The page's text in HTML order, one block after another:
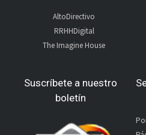
AltoDirectivo
RRHHDigital
The Imagine House
Suscríbete a nuestro
boletín